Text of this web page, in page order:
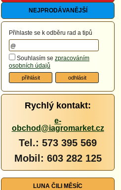
NEJPRODÁVANĚJŠÍ
Přihlaste se k odběru rad a tipů
Souhlasím se zpracováním
osobních údajů
Rychlý kontakt:
e-
obchod@iagromarket.cz
Tel.: 573 395 569
Mobil: 603 282 125
LUNA ČILI MĚSÍC